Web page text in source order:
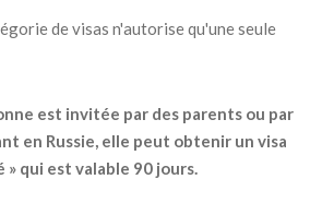
de visas n'autorise qu'une seule
est invitée par des parents ou par
en Russie, elle peut obtenir un visa
» qui est valable 90 jours.